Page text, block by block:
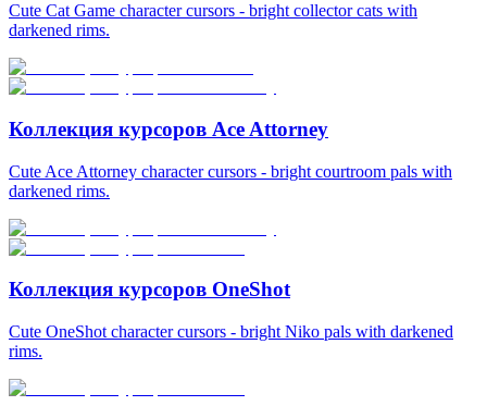
Cute Cat Game character cursors - bright collector cats with
darkened rims.
Коллекция курсоров Ace Attorney
Cute Ace Attorney character cursors - bright courtroom pals with
darkened rims.
Коллекция курсоров OneShot
Cute OneShot character cursors - bright Niko pals with darkened
rims.